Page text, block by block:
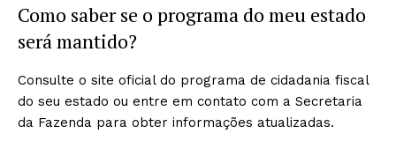
Como saber se o programa do meu estado
será mantido?
Consulte o site oficial do programa de cidadania fiscal
do seu estado ou entre em contato com a Secretaria
da Fazenda para obter informações atualizadas.​